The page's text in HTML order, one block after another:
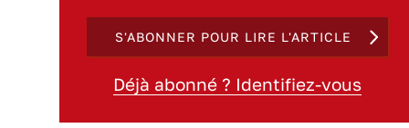
S'ABONNER POUR LIRE L'ARTICLE
Déjà abonné ? Identifiez-vous